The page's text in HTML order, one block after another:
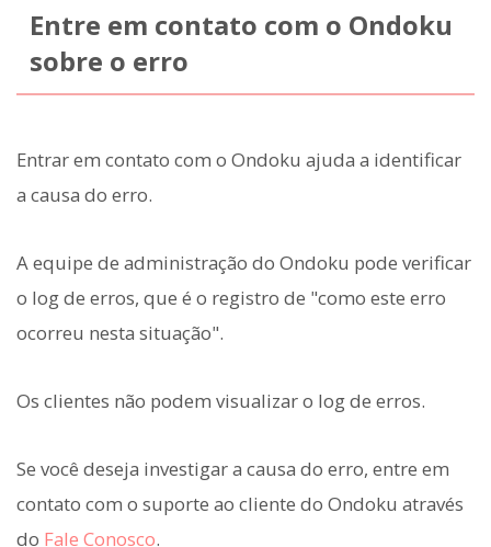
Entre em contato com o Ondoku
sobre o erro
Entrar em contato com o Ondoku ajuda a identificar
a causa do erro.
A equipe de administração do Ondoku pode verificar
o log de erros, que é o registro de "como este erro
ocorreu nesta situação".
Os clientes não podem visualizar o log de erros.
Se você deseja investigar a causa do erro, entre em
contato com o suporte ao cliente do Ondoku através
do Fale Conosco.